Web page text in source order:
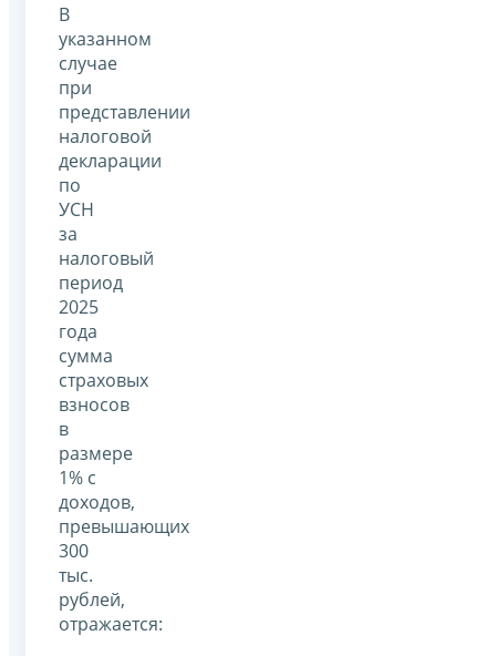
В
указанном
случае
при
представлении
налоговой
декларации
по
УСН
за
налоговый
период
2025
года
сумма
страховых
взносов
в
размере
1% с
доходов,
превышающих
300
тыс.
рублей,
отражается: